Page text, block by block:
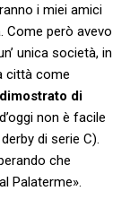
i miei amici
Come però avevo
unica società, in
città come
dimostrato di
non è facile
di serie C).
che
Palaterme».